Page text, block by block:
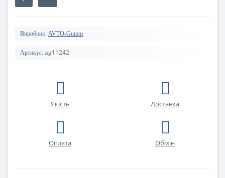
Виробник: AVTO-Gumm
Артикул: ag11242
Якість Доставка
Оплата Oбмін